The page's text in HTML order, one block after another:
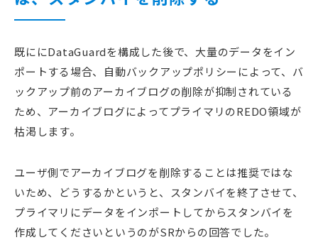
既ににDataGuardを構成した後で、大量のデータをイン
ポートする場合、自動バックアップポリシーによって、バ
ックアップ前のアーカイブログの削除が抑制されている
ため、アーカイブログによってプライマリのREDO領域が
枯渇します。
ユーザ側でアーカイブログを削除することは推奨ではな
いため、どうするかというと、スタンバイを終了させて、
プライマリにデータをインポートしてからスタンバイを
作成してくださいというのがSRからの回答でした。